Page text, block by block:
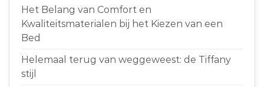
Het Belang van Comfort en
Kwaliteitsmaterialen bij het Kiezen van een
Bed
Helemaal terug van weggeweest: de Tiffany
stijl